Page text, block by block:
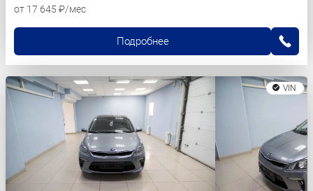
от 17 645 ₽/мес
Подробнее
VIN